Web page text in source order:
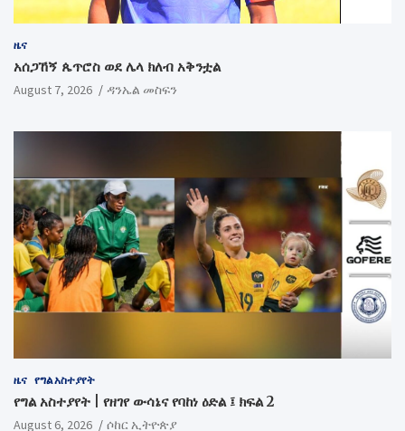
ዜና
አሰጋኸኝ ጴጥሮስ ወደ ሌላ ክለብ አቅንቷል
August 7, 2026 ዳንኤል መስፍን
ዜና የግል አስተያየት
የግል አስተያየት | የዘገየ ውሳኔና የባከነ ዕድል ፤ ክፍል 2
August 6, 2026 ሶከር ኢትዮጵያ